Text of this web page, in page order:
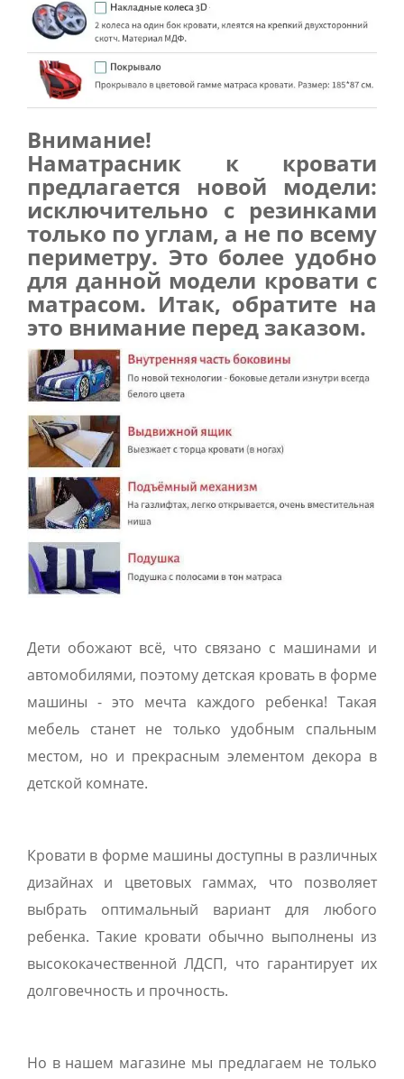
Внимание!
Наматрасник к кровати
предлагается новой модели:
исключительно с резинками
только по углам, а не по всему
периметру. Это более удобно
для данной модели кровати с
матрасом. Итак, обратите на
это внимание перед заказом.
Дети обожают всё, что связано с машинами и
автомобилями, поэтому детская кровать в форме
машины - это мечта каждого ребенка! Такая
мебель станет не только удобным спальным
местом, но и прекрасным элементом декора в
детской комнате.
Кровати в форме машины доступны в различных
дизайнах и цветовых гаммах, что позволяет
выбрать оптимальный вариант для любого
ребенка. Такие кровати обычно выполнены из
высококачественной ЛДСП, что гарантирует их
долговечность и прочность.
Но в нашем магазине мы предлагаем не только